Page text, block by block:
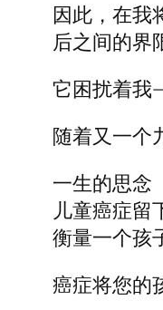
因此，在我
后之间的界
它困扰着我
随着又一个
一生的思念
儿童癌症留
衡量一个孩
癌症将您的